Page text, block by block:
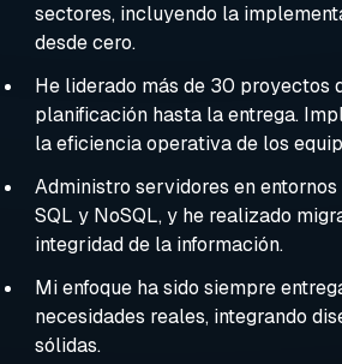
sectores, incluyendo la
desde cero.
He liderado más de 30 proyectos
planificación hasta la entrega.
la eficiencia operativa de los
Administro servidores en
SQL y NoSQL, y he realizado
integridad de la información.
Mi enfoque ha sido siempre
necesidades reales, integrando
sólidas.